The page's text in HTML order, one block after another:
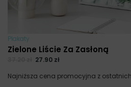
Plakaty
Zielone Liście Za Zasłoną
27.90 zł
Najniższa cena promocyjna z